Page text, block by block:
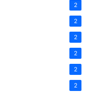
2
2
2
2
2
2